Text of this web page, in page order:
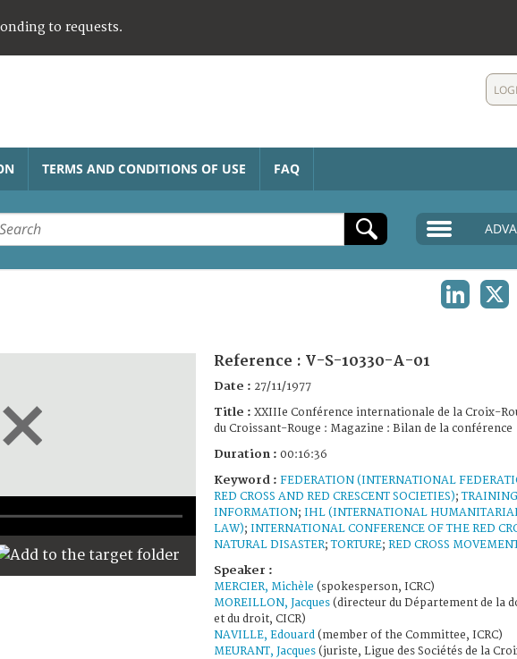
to requests.
TERMS AND CONDITIONS OF USE FAQ
Reference : V-S-10330-A-01
Date : 27/11/1977
Title : XXIIIe Conférence internationale de la Croix-
du Croissant-Rouge : Magazine : Bilan de la conférence
Duration : 00:16:36
Keyword : FEDERATION (INTERNATIONAL
RED CROSS AND RED CRESCENT SOCIETIES);
INFORMATION; IHL (INTERNATIONAL
LAW); INTERNATIONAL CONFERENCE OF THE RED
NATURAL DISASTER;TORTURE; RED CROSS
Speaker :
MERCIER, Michèle (spokesperson, ICRC)
MOREILLON, Jacques (directeur du Département de la
et du droit, CICR)
NAVILLE, Edouard (member of the Committee, ICRC)
MEURANT, Jacques (juriste, Ligue des Sociétés de la